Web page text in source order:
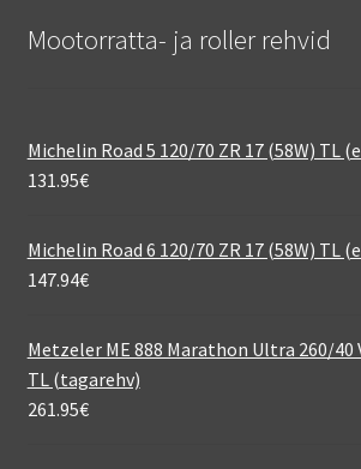
Mootorratta- ja roller rehvid
Michelin Road 5 120/70 ZR 17 (58W) TL
131.95€
Michelin Road 6 120/70 ZR 17 (58W) TL
147.94€
Metzeler ME 888 Marathon Ultra 260/40
TL (tagarehv)
261.95€